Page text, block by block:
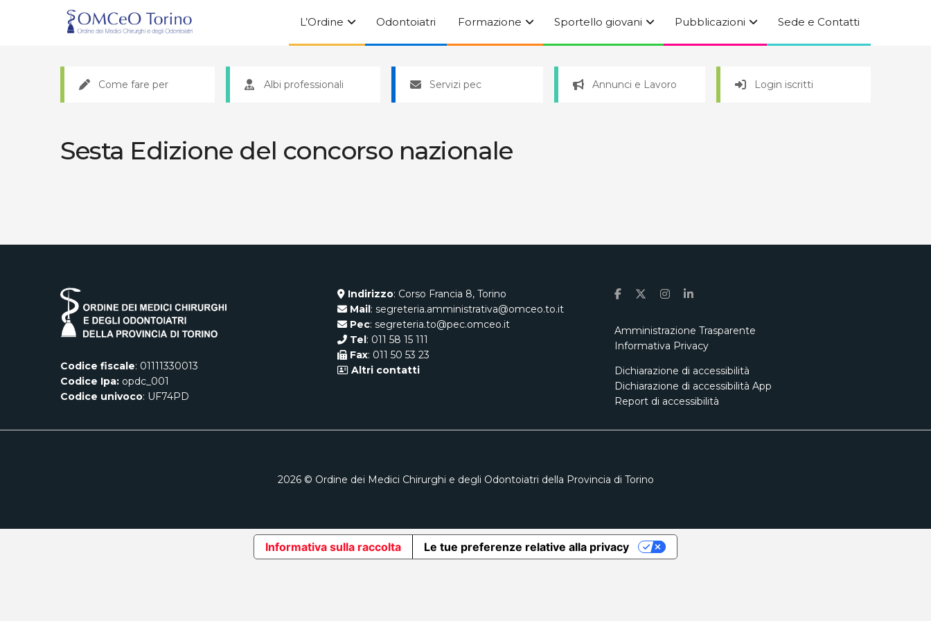
L’Ordine Odontoiatri Formazione Sportello giovani Pubblicazioni Sede e Contatti
Come fare per Albi professionali Servizi pec Annunci e Lavoro Login iscritti
Sesta Edizione del concorso nazionale
Codice fiscale: 01111330013
Codice Ipa: opdc_001
Codice univoco: UF74PD
Indirizzo: Corso Francia 8, Torino
Mail : segreteria.amministrativa@omceo.to.it
Pec: segreteria.to@pec.omceo.it
Tel : 011 58 15 111
Fax: 011 50 53 23
Altri contatti
Amministrazione Trasparente
Informativa Privacy
Dichiarazione di accessibilità
Dichiarazione di accessibilità App
Report di accessibilità
2026© Ordine dei Medici Chirurghi e degli Odontoiatri della Provincia di Torino
Informativa sulla raccolta Le tue preferenze relative alla privacy